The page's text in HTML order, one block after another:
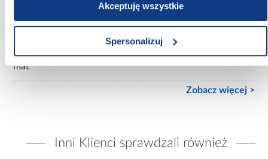
Akceptuję wszystkie
Spersonalizuj
mat
mat
Zobacz więcej >
Inni Klienci sprawdzali również